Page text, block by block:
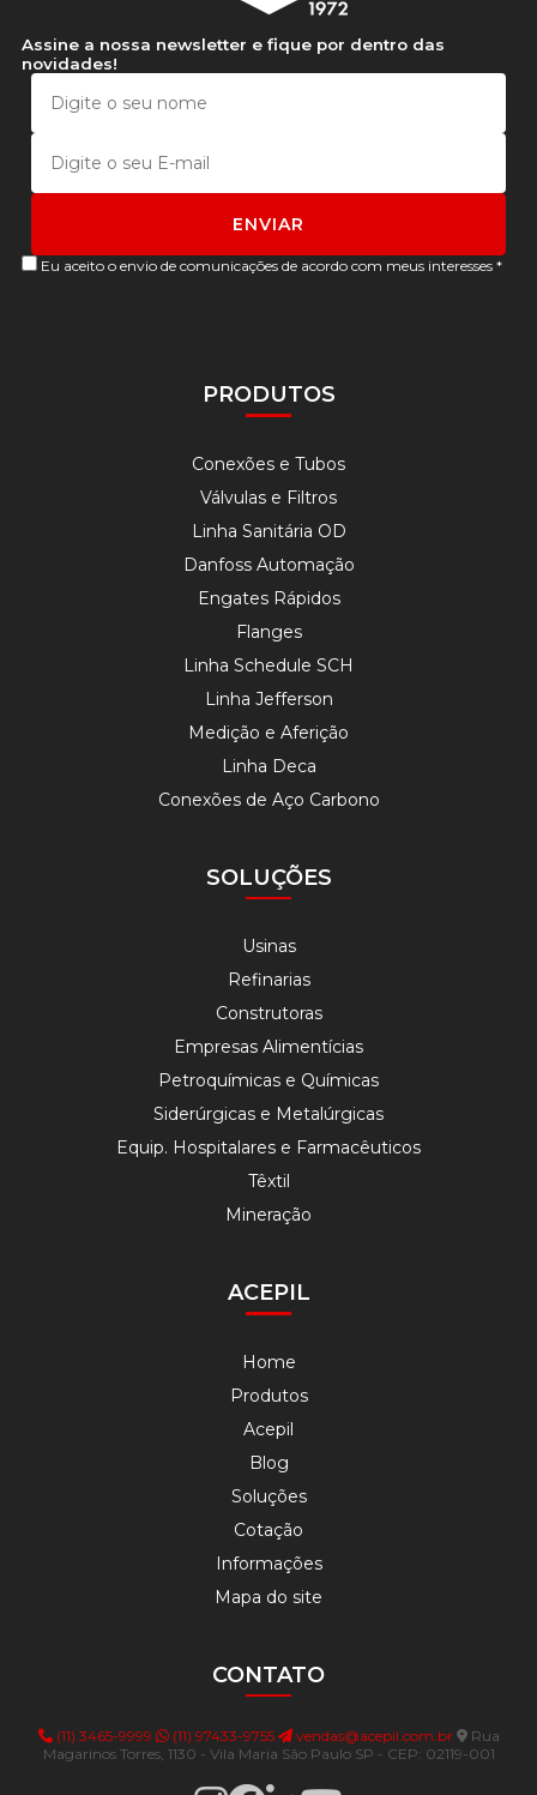
Assine a nossa newsletter e fique por dentro das
novidades!
Eu aceito o envio de comunicações de acordo com meus interesses *
PRODUTOS
Conexões e Tubos
Válvulas e Filtros
Linha Sanitária OD
Danfoss Automação
Engates Rápidos
Flanges
Linha Schedule SCH
Linha Jefferson
Medição e Aferição
Linha Deca
Conexões de Aço Carbono
SOLUÇÕES
Usinas
Refinarias
Construtoras
Empresas Alimentícias
Petroquímicas e Químicas
Siderúrgicas e Metalúrgicas
Equip. Hospitalares e Farmacêuticos
Têxtil
Mineração
ACEPIL
Home
Produtos
Acepil
Blog
Soluções
Cotação
Informações
Mapa do site
CONTATO
(11) 3465-9999 (11) 97433-9755 vendas@acepil.com.br
Rua
Magarinos Torres, 1130 - Vila Maria São Paulo SP - CEP: 02119-001